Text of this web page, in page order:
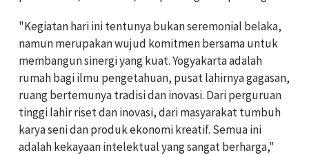
"Kegiatan hari ini tentunya bukan seremonial belaka,
namun merupakan wujud komitmen bersama untuk
membangun sinergi yang kuat. Yogyakarta adalah
rumah bagi ilmu pengetahuan, pusat lahirnya gagasan,
ruang bertemunya tradisi dan inovasi. Dari perguruan
tinggi lahir riset dan inovasi, dari masyarakat tumbuh
karya seni dan produk ekonomi kreatif. Semua ini
adalah kekayaan intelektual yang sangat berharga,"